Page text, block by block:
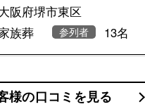
阪府堺市東区
族葬 参列者 13名
様の口コミを見る